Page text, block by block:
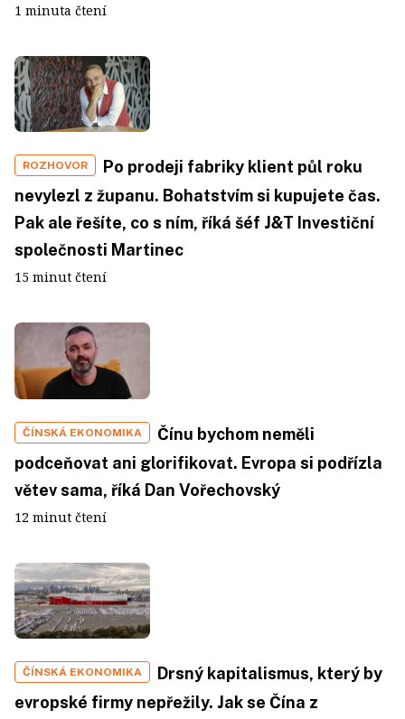
1 minuta čtení
ROZHOVOR
Po prodeji fabriky klient půl roku
nevylezl z županu. Bohatstvím si kupujete čas.
Pak ale řešíte, co s ním, říká šéf J&T Investiční
společnosti Martinec
15 minut čtení
ČÍNSKÁ EKONOMIKA
Čínu bychom neměli
podceňovat ani glorifikovat. Evropa si podřízla
větev sama, říká Dan Vořechovský
12 minut čtení
ČÍNSKÁ EKONOMIKA
Drsný kapitalismus, který by
evropské firmy nepřežily. Jak se Čína z